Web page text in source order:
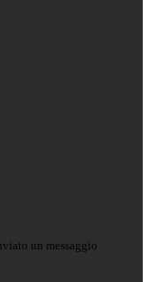
un messaggio